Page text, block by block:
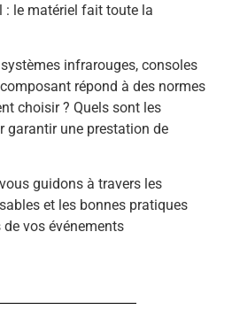
: le matériel fait toute la
infrarouges, consoles
répond à des normes
choisir ? Quels sont les
garantir une prestation de
guidons à travers les
et les bonnes pratiques
vos événements